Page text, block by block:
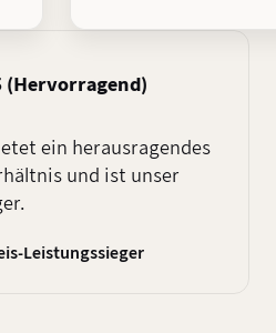
(Hervorragend)
ein herausragendes
und ist unser
Leistungssieger